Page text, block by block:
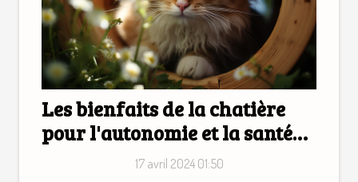
Les bienfaits de la chatière
pour l'autonomie et la santé
mentale de votre chat
17 avril 2024 01:50